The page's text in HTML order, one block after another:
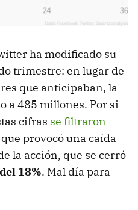
ha modificado su
trimestre: en lugar de
que anticipaban, la
a 485 millones. Por si
cifras se filtraron
provocó una caída
la acción, que se cerró
18%. Mal día para